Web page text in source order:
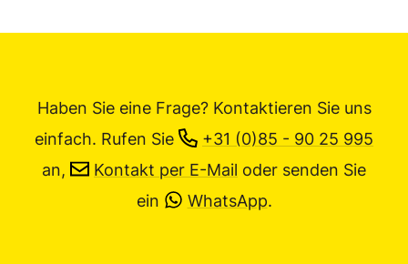
Haben Sie eine Frage? Kontaktieren Sie uns
einfach. Rufen Sie
+31 (0)85 - 90 25 995
an,
Kontakt per E-Mail oder senden Sie
ein
WhatsApp.